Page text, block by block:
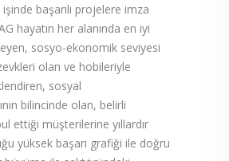
başarılı projelere imza
hayatın her alanında en iyi
sosyo-ekonomik seviyesi
olan ve hobileriyle
sosyal
bilincinde olan, belirli
ettiği müşterilerine yıllardır
yüksek başarı grafiği ile doğru